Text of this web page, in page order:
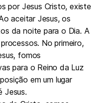
por Jesus Cristo, existe
aceitar Jesus, os
da noite para o Dia. A
No primeiro,
fomos
para o Reino da Luz
em um lugar
Jesus.